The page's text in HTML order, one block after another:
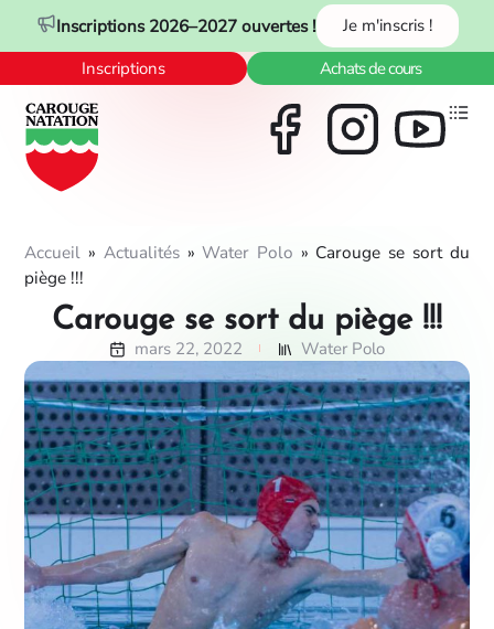
Inscriptions 2026–2027 ouvertes !
Je m'inscris !
Inscriptions
Achats de cours
Accueil » Actualités»Water Polo » Carouge se sort du
piège !!!
Carouge se sort du piège !!!
mars 22, 2022 Water Polo
Panneau de gestion des cookies